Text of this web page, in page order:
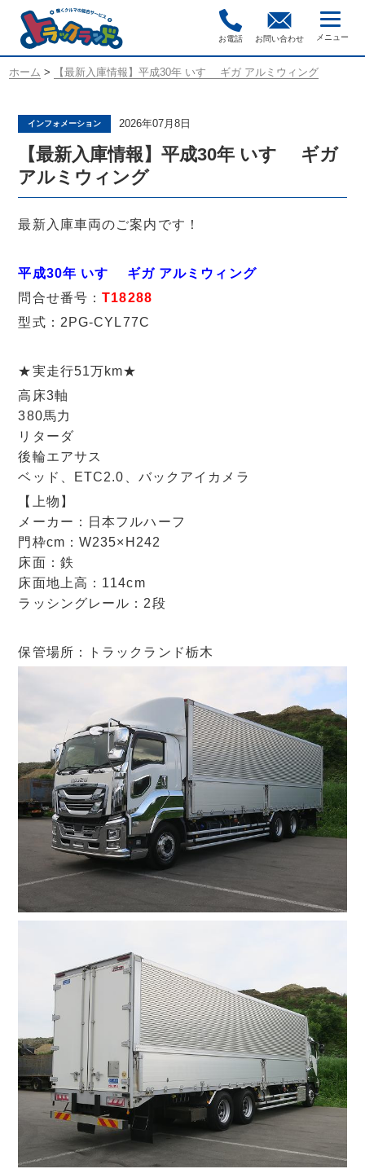
お電話 お問い合わせ
ホーム > 【最新入庫情報】平成30年 いすゞ ギガ アルミウィング
インフォメーション 2026年07月8日
【最新入庫情報】平成30年 いすゞ ギガ
アルミウィング
最新入庫車両のご案内です！
平成30年 いすゞ ギガ アルミウィング
問合せ番号：T18288
型式：2PG-CYL77C
★実走行51万km★
高床3軸
380馬力
リターダ
後輪エアサス
ベッド、ETC2.0、バックアイカメラ
【上物】
メーカー：日本フルハーフ
門枠cm：W235×H242
床面：鉄
床面地上高：114cm
ラッシングレール：2段
保管場所：トラックランド栃木